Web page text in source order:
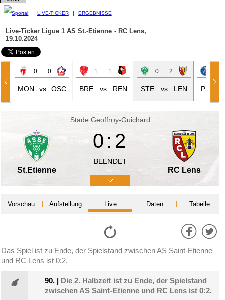
LIVE-TICKER | ERGEBNISSE
Live-Ticker Ligue 1 AS St.-Etienne - RC Lens,
19.10.2024
0 : 0
MON vs OSC
1 : 1
BRE vs REN
0 : 2
STE vs LEN PSG
Stade Geoffroy-Guichard
St.Etienne
0:2
BEENDET
RC Lens
Vorschau Aufstellung Live Daten Tabelle
Das Spiel ist zu Ende, der Spielstand zwischen AS Saint-Etienne
und RC Lens ist 0:2.
90. | Die 2. Halbzeit ist zu Ende, der Spielstand
zwischen AS Saint-Etienne und RC Lens ist 0:2.